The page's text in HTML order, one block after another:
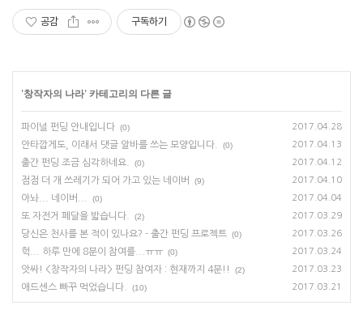
공감 구독하기
'창작자의 나라' 카테고리의 다른 글
파이널 펀딩 안내입니다 (0) 2017.04.28
안타깝게도, 이래서 댓글 알바를 쓰는 모양입니다. (0) 2017.04.13
출간 펀딩 조금 심각하네요. (0) 2017.04.12
점점 더 개 쓰레기가 되어 가고 있는 네이버 (9) 2017.04.10
아놔... 네이버... (0) 2017.04.04
또 자전거 페달을 밟습니다. (2) 2017.03.29
당신은 천사를 본 적이 있나요? - 출간 펀딩 프로젝트 (0) 2017.03.26
헉... 하루 만에 8분이 참여를...ㅠㅠ (0) 2017.03.24
앗싸! <창작자의 나라> 펀딩 참여자 : 현재까지 4분!! (2) 2017.03.23
애드센스 빠꾸 먹었습니다. (10) 2017.03.21